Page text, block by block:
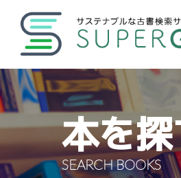
本を
SEARCH BOOKS